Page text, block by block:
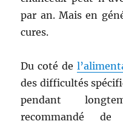
par an. Mais en
cures.
Du coté de
des difficultés
pendant
recommandé